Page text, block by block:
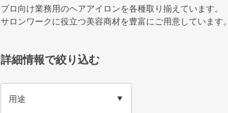
プロ向け業務用のヘアアイロンを各種取り揃えています。
サロンワークに役立つ美容商材を豊富にご用意しています。
詳細情報で絞り込む
用途